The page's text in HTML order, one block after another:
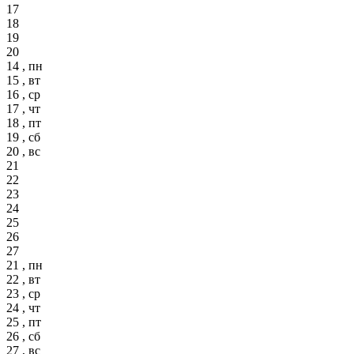
17
18
19
20
14 , пн
15 , вт
16 , ср
17 , чт
18 , пт
19 , сб
20 , вс
21
22
23
24
25
26
27
21 , пн
22 , вт
23 , ср
24 , чт
25 , пт
26 , сб
27 , вс